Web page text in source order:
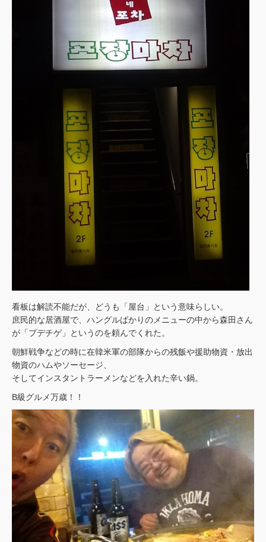
看板は解読不能だが、どうも「屋台」という意味らしい。
庶民的な居酒屋で、ハングルばかりのメニューの中から森田さん
が「プデチゲ」というのを頼んでくれた。
朝鮮戦争などの時に在韓米軍の部隊からの残飯や援助物資・放出
物資のハムやソーセージ、
そしてインスタントラーメンなどを入れた辛い鍋。
B級グルメ万歳！！